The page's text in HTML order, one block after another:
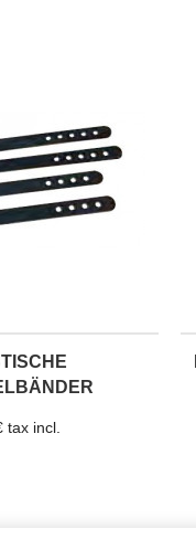
tax incl.